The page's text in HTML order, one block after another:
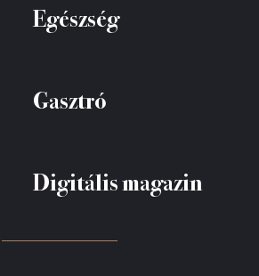
Egészség
Gasztró
Digitális magazin